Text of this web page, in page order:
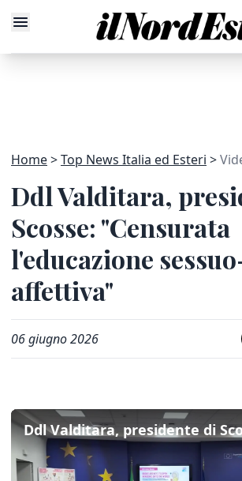
Home Top News Italia ed Esteri
Ddl Valditara,
Scosse: "Censurata
l'educazione
affettiva"
06 giugno 2026